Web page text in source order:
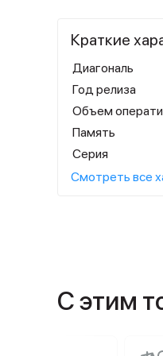
Краткие
Диагональ
Год релиза
Объем
Память
Серия
Смотреть все
С этим